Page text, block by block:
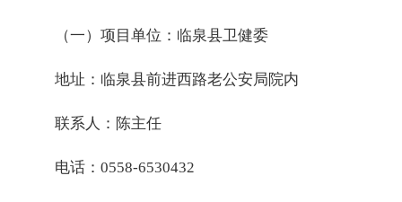
（一）项目单位：临泉县卫健委
地址：临泉县前进西路老公安局院内
联系人：陈主任
电话：0558-6530432